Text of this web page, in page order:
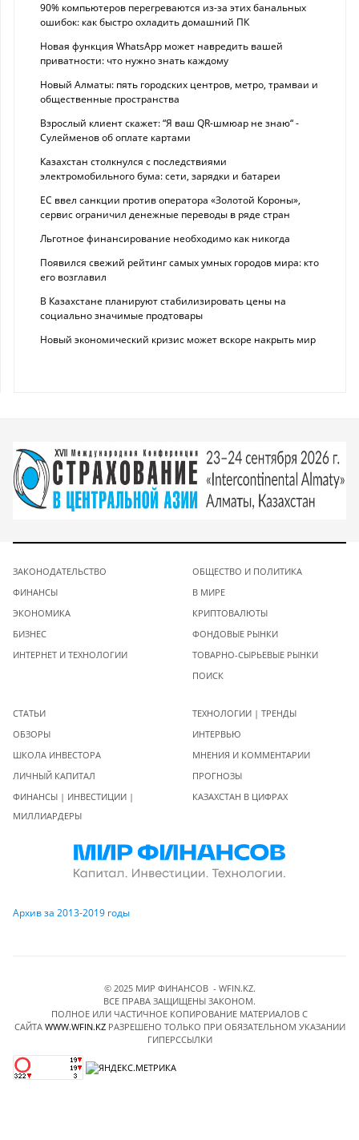
90% компьютеров перегреваются из-за этих банальных
ошибок: как быстро охладить домашний ПК
Новая функция WhatsApp может навредить вашей
приватности: что нужно знать каждому
Новый Алматы: пять городских центров, метро, трамваи и
общественные пространства
Взрослый клиент скажет: “Я ваш QR-шмюар не знаю“ -
Сулейменов об оплате картами
Казахстан столкнулся с последствиями
электромобильного бума: сети, зарядки и батареи
ЕС ввел санкции против оператора «Золотой Короны»,
сервис ограничил денежные переводы в ряде стран
Льготное финансирование необходимо как никогда
Появился свежий рейтинг самых умных городов мира: кто
его возглавил
В Казахстане планируют стабилизировать цены на
социально значимые продтовары
Новый экономический кризис может вскоре накрыть мир
ЗАКОНОДАТЕЛЬСТВО
ФИНАНСЫ
ЭКОНОМИКА
БИЗНЕС
ИНТЕРНЕТ И ТЕХНОЛОГИИ
ОБЩЕСТВО И ПОЛИТИКА
В МИРЕ
КРИПТОВАЛЮТЫ
ФОНДОВЫЕ РЫНКИ
ТОВАРНО-СЫРЬЕВЫЕ РЫНКИ
ПОИСК
СТАТЬИ
ОБЗОРЫ
ШКОЛА ИНВЕСТОРА
ЛИЧНЫЙ КАПИТАЛ
ФИНАНСЫ | ИНВЕСТИЦИИ |
МИЛЛИАРДЕРЫ
ТЕХНОЛОГИИ | ТРЕНДЫ
ИНТЕРВЬЮ
МНЕНИЯ И КОММЕНТАРИИ
ПРОГНОЗЫ
КАЗАХСТАН В ЦИФРАХ
Архив за 2013-2019 годы
© 2025 МИР ФИНАНСОВ - WFIN.KZ.
ВСЕ ПРАВА ЗАЩИЩЕНЫ ЗАКОНОМ.
ПОЛНОЕ ИЛИ ЧАСТИЧНОЕ КОПИРОВАНИЕ МАТЕРИАЛОВ C
САЙТА WWW.WFIN.KZРАЗРЕШЕНО ТОЛЬКО ПРИ ОБЯЗАТЕЛЬНОМ УКАЗАНИИ
ГИПЕРССЫЛКИ